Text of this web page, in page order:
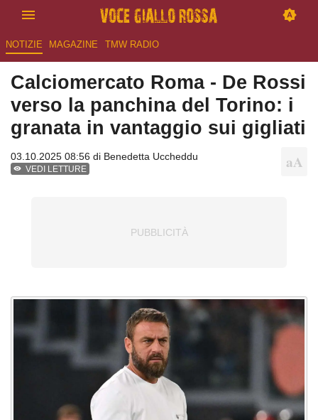
NOTIZIE MAGAZINE TMW RADIO
Calciomercato Roma - De Rossi
verso la panchina del Torino: i
granata in vantaggio sui gigliati
03.10.2025 08:56 di Benedetta Uccheddu
VEDI LETTURE